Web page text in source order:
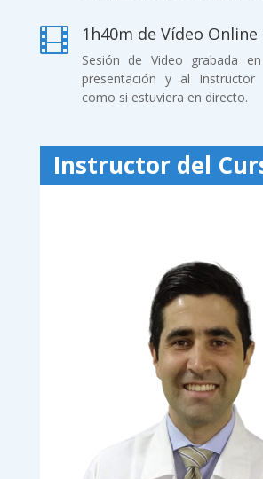
 1h40m de Vídeo Online
Sesión de Video grabada
presentación y al Instructor
como si estuviera en directo.
Instructor del